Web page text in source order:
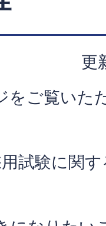
更
をご覧いた
試験に関